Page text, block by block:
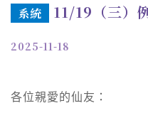
系統 11/19（三）
2025-11-18
各位親愛的仙友：